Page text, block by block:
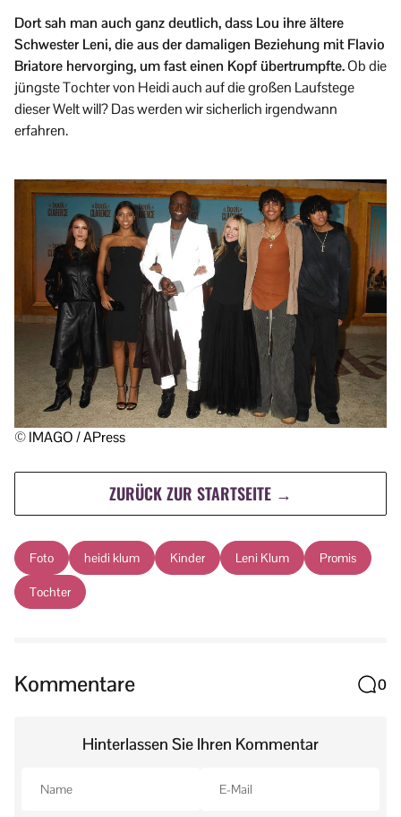
Dort sah man auch ganz deutlich, dass Lou ihre ältere
Schwester Leni, die aus der damaligen Beziehung mit Flavio
Briatore hervorging, um fast einen Kopf übertrumpfte.Ob die
jüngste Tochter von Heidi auch auf die großen Laufstege
dieser Welt will? Das werden wir sicherlich irgendwann
erfahren.
© IMAGO / APress
ZURÜCK ZUR STARTSEITE →
Foto heidi klum Kinder Leni Klum Promis
Tochter
Kommentare 0
Hinterlassen Sie Ihren Kommentar